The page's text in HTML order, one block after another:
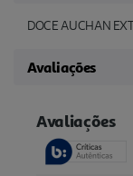
DOCE AUCHAN
Avaliações